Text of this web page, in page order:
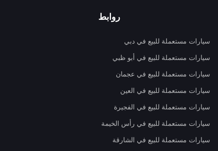
روابط
سيارات مستعملة للبيع في دبي
سيارات مستعملة للبيع في أبو ظبي
سيارات مستعملة للبيع في عجمان
سيارات مستعملة للبيع في العين
سيارات مستعملة للبيع في الفجيرة
سيارات مستعملة للبيع في رأس الخيمة
سيارات مستعملة للبيع في الشارقة